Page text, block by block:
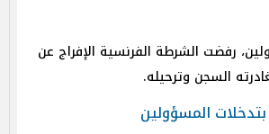
رفضت الشرطة الفرنسية الإفراج عن
السجن وترحيله.
المسؤولين